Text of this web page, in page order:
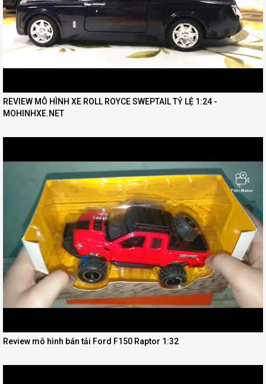
REVIEW MÔ HÌNH XE ROLL ROYCE SWEPTAIL TỶ LỆ 1:24 -
MOHINHXE.NET
Review mô hình bán tải Ford F150 Raptor 1:32